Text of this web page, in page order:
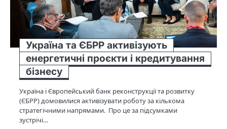
Україна та ЄБРР активізують
енергетичні проєкти і кредитування
бізнесу
Україна і Європейський банк реконструкції та розвитку
(ЄБРР) домовилися активізувати роботу за кількома
стратегічними напрямами. Про це за підсумками
зустрічі…